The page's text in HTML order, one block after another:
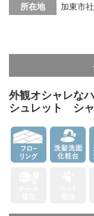
所在地
加東市社
外観オシャレ
シュレット シャ